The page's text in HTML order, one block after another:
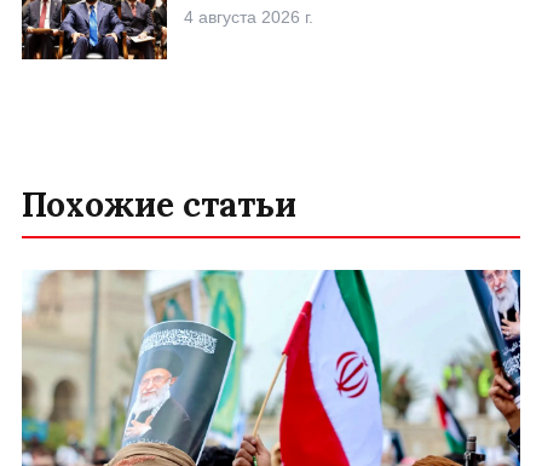
4 августа 2026 г.
Похожие статьи